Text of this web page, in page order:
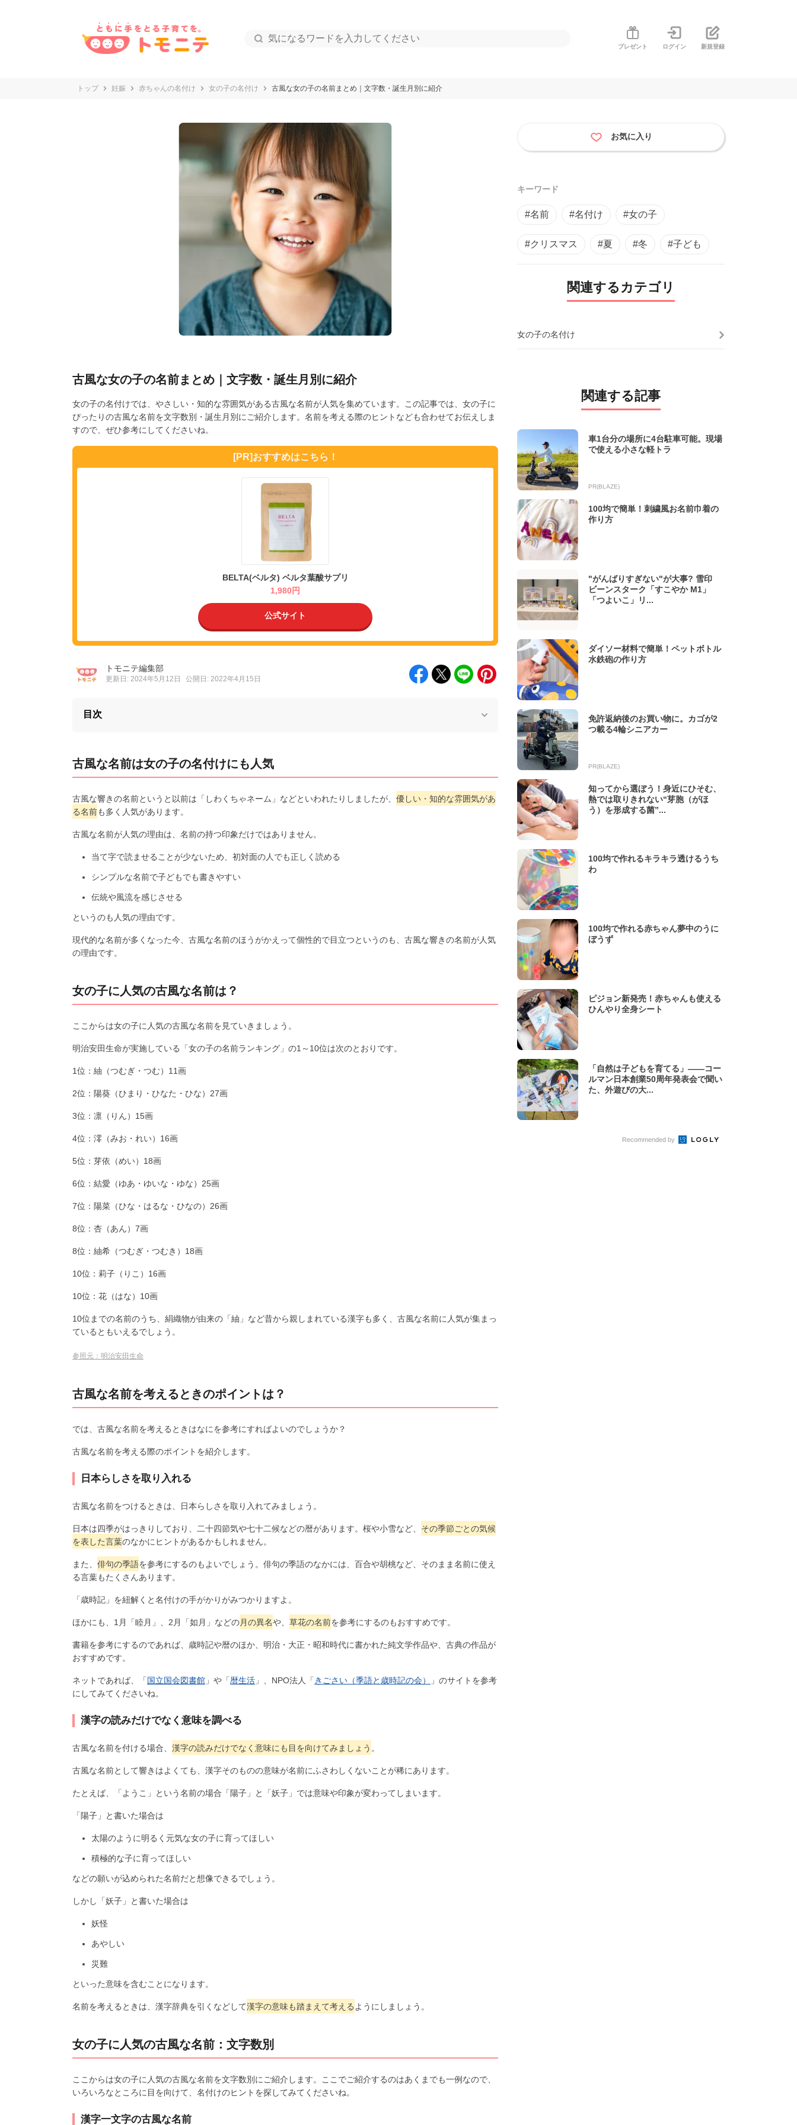
プレゼント ログイン 新規登録
トップ 妊娠 赤ちゃんの名付け 女の子の名付け 古風な女の子の名前まとめ｜文字数・誕生月別に紹介
古風な女の子の名前まとめ｜文字数・誕生月別に紹介
女の子の名付けでは、やさしい・知的な雰囲気がある古風な名前が人気を集めています。この記事では、女の子に
ぴったりの古風な名前を文字数別・誕生月別にご紹介します。名前を考える際のヒントなども合わせてお伝えしま
すので、ぜひ参考にしてくださいね。
[PR]おすすめはこちら！
BELTA(ベルタ) ベルタ葉酸サプリ
1,980円
公式サイト
トモニテ編集部
更新日: 2024年5月12日 公開日: 2022年4月15日
目次
古風な名前は女の子の名付けにも人気
古風な響きの名前というと以前は「しわくちゃネーム」などといわれたりしましたが、 優しい・知的な雰囲気があ
る名前も多く人気があります。
古風な名前が人気の理由は、名前の持つ印象だけではありません。
当て字で読ませることが少ないため、初対面の人でも正しく読める
シンプルな名前で子どもでも書きやすい
伝統や風流を感じさせる
というのも人気の理由です。
現代的な名前が多くなった今、古風な名前のほうがかえって個性的で目立つというのも、古風な響きの名前が人気
の理由です。
女の子に人気の古風な名前は？
ここからは女の子に人気の古風な名前を見ていきましょう。
明治安田生命が実施している「女の子の名前ランキング」の1～10位は次のとおりです。
1位：紬（つむぎ・つむ）11画
2位：陽葵（ひまり・ひなた・ひな）27画
3位：凛（りん）15画
4位：澪（みお・れい）16画
5位：芽依（めい）18画
6位：結愛（ゆあ・ゆいな・ゆな）25画
7位：陽菜（ひな・はるな・ひなの）26画
8位：杏（あん）7画
8位：紬希（つむぎ・つむき）18画
10位：莉子（りこ）16画
10位：花（はな）10画
10位までの名前のうち、絹織物が由来の「紬」など昔から親しまれている漢字も多く、古風な名前に人気が集まっ
ているともいえるでしょう。
参照元：明治安田生命
古風な名前を考えるときのポイントは？
では、古風な名前を考えるときはなにを参考にすればよいのでしょうか？
古風な名前を考える際のポイントを紹介します。
日本らしさを取り入れる
古風な名前をつけるときは、日本らしさを取り入れてみましょう。
日本は四季がはっきりしており、二十四節気や七十二候などの暦があります。桜や小雪など、 その季節ごとの気候
を表した言葉のなかにヒントがあるかもしれません。
また、 俳句の季語を参考にするのもよいでしょう。俳句の季語のなかには、百合や胡桃など、そのまま名前に使え
る言葉もたくさんあります。
「歳時記」を紐解くと名付けの手がかりがみつかりますよ。
ほかにも、1月「睦月」、2月「如月」などの月の異名や、 草花の名前を参考にするのもおすすめです。
書籍を参考にするのであれば、歳時記や暦のほか、明治・大正・昭和時代に書かれた純文学作品や、古典の作品が
おすすめです。
ネットであれば、「 国立国会図書館 」や「暦生活 」、NPO法人「 きごさい（季語と歳時記の会）
」のサイトを参考
にしてみてくださいね。
漢字の読みだけでなく意味を調べる
古風な名前を付ける場合、 漢字の読みだけでなく意味にも目を向けてみましょう 。
古風な名前として響きはよくても、漢字そのものの意味が名前にふさわしくないことが稀にあります。
たとえば、「ようこ」という名前の場合「陽子」と「妖子」では意味や印象が変わってしまいます。
「陽子」と書いた場合は
太陽のように明るく元気な女の子に育ってほしい
積極的な子に育ってほしい
などの願いが込められた名前だと想像できるでしょう。
しかし「妖子」と書いた場合は
妖怪
あやしい
災難
といった意味を含むことになります。
名前を考えるときは、漢字辞典を引くなどして漢字の意味も踏まえて考える ようにしましょう。
女の子に人気の古風な名前：文字数別
ここからは女の子に人気の古風な名前を文字数別にご紹介します。ここでご紹介するのはあくまでも一例なので、
いろいろなところに目を向けて、名付けのヒントを探してみてくださいね。
漢字一文字の古風な名前
お気に入り
キーワード
#名前 #名付け #女の子
#クリスマス #夏 #冬 #子ども
関連するカテゴリ
女の子の名付け
関連する記事
車1台分の場所に4台駐車可能。現場
で使える小さな軽トラ
PR(BLAZE)
100均で簡単！刺繍風お名前巾着の
作り方
"がんばりすぎない"が大事? 雪印
ビーンスターク「すこやか M1」
「つよいこ」リ...
ダイソー材料で簡単！ペットボトル
水鉄砲の作り方
免許返納後のお買い物に。カゴが2
つ載る4輪シニアカー
PR(BLAZE)
知ってから選ぼう！身近にひそむ、
熱では取りきれない“芽胞（がほ
う）を形成する菌”...
100均で作れるキラキラ透けるうち
わ
100均で作れる赤ちゃん夢中のうに
ぼうず
ピジョン新発売！赤ちゃんも使える
ひんやり全身シート
「自然は子どもを育てる」——コー
ルマン日本創業50周年発表会で聞い
た、外遊びの大...
Recommended by